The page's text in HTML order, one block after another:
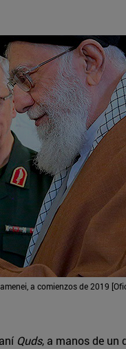
a comienzos de 2019
Quds, a manos de un